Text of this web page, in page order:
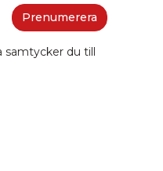
Prenumerera
samtycker du till